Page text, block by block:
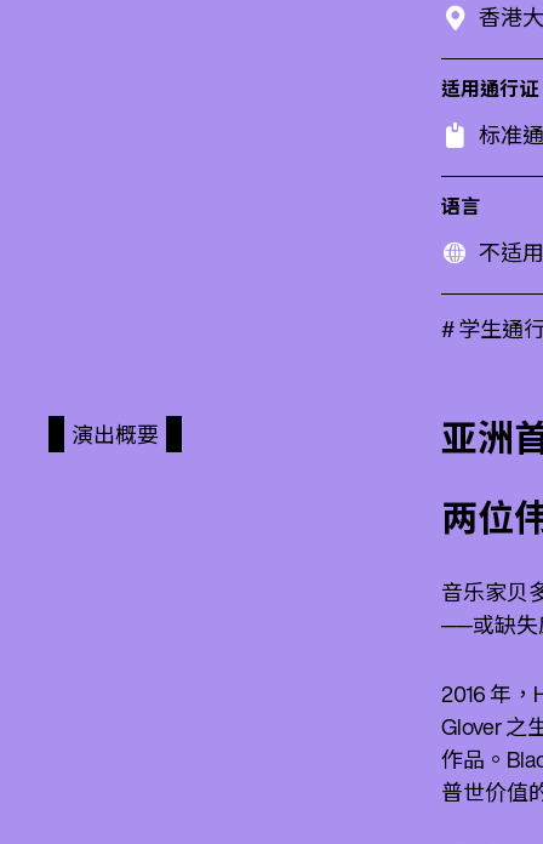
香港
适用通行证
标准
语言
不适
# 学生通
演出概要
亚洲
两位
音乐家贝
──或缺失
2016 年
Glover 之
作品。
普世价值